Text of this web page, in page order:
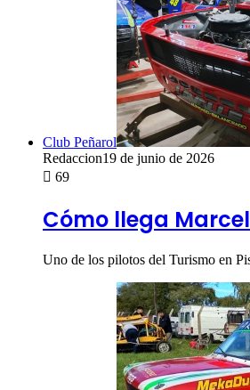
Club Peñarol
Redaccion19 de junio de 2026
69
Cómo llega
Uno de los pilotos del Turismo en